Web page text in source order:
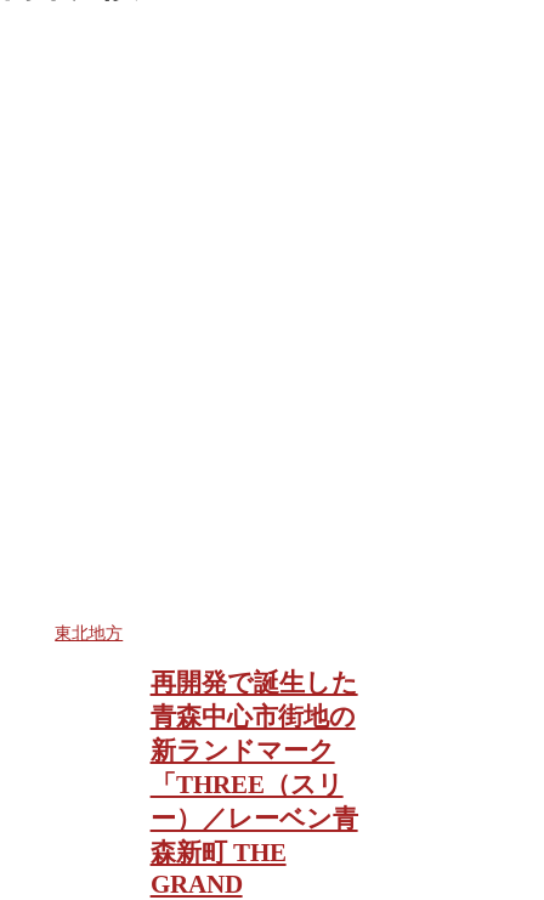
東北地方
再開発で誕生した
青森中心市街地の
新ランドマーク
「THREE（スリ
ー）／レーベン青
森新町 THE
GRAND